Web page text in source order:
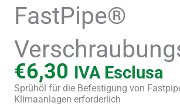
FastPipe®
€6,30 IVA Esclusa
Sprühöl für die Befestigung von
Klimaanlagen erforderlich